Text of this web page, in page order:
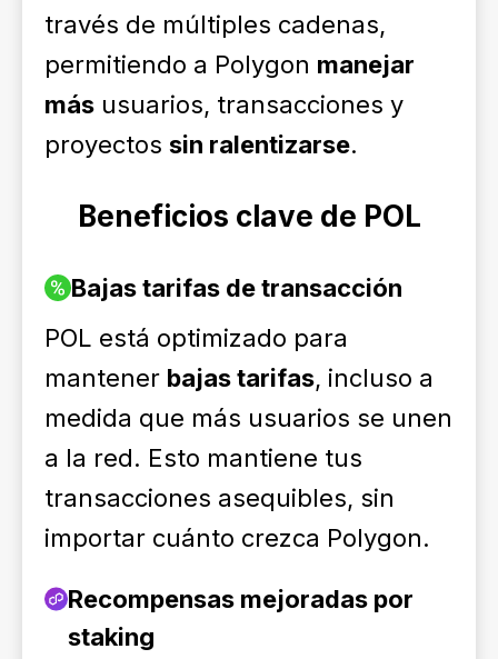
través de múltiples cadenas,
permitiendo a Polygon manejar
más usuarios, transacciones y
proyectos sin ralentizarse.
Beneficios clave de POL
Bajas tarifas de transacción
POL está optimizado para
mantener bajas tarifas, incluso a
medida que más usuarios se unen
a la red. Esto mantiene tus
transacciones asequibles, sin
importar cuánto crezca Polygon.
Recompensas mejoradas por
staking